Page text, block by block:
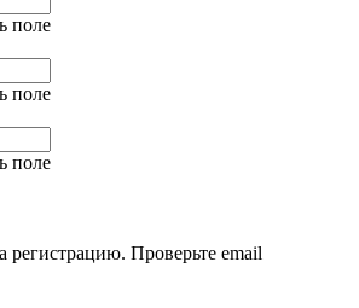
поле
поле
поле
регистрацию. Проверьте email